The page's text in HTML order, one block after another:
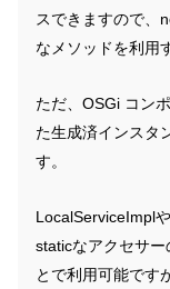
スできますので、
なメソッドを利用
ただ、OSGi コン
た生成済インスタ
す。
LocalServiceImpl
staticなアクセサー
とで利用可能です